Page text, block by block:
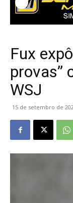
Fux
provas”
WSJ
15 de setembro de